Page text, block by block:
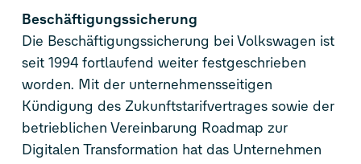
Beschäftigungssicherung
Die Beschäftigungssicherung bei Volkswagen ist
seit 1994 fortlaufend weiter festgeschrieben
worden. Mit der unternehmensseitigen
Kündigung des Zukunftstarifvertrages sowie der
betrieblichen Vereinbarung Roadmap zur
Digitalen Transformation hat das Unternehmen